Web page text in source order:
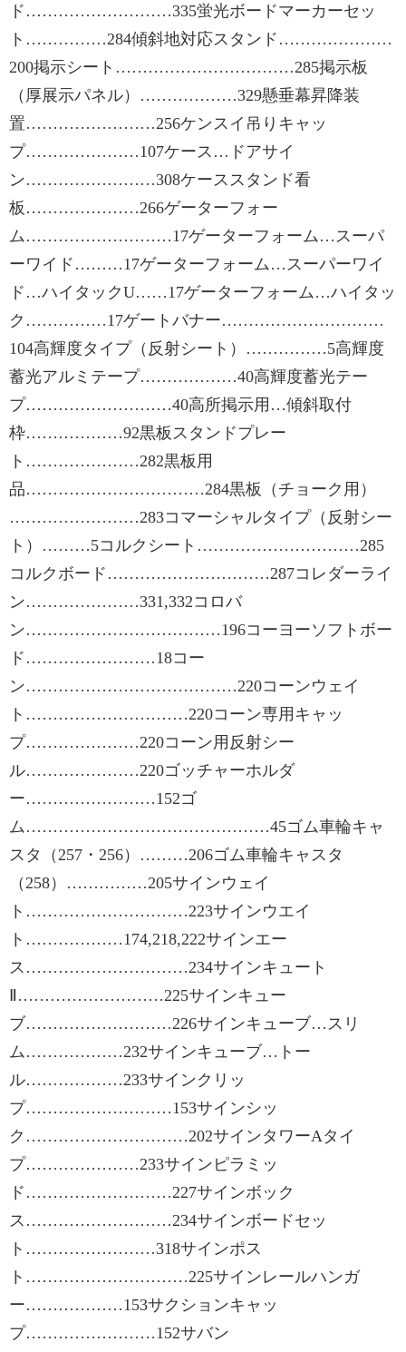
ド………………………335蛍光ボードマーカーセッ
ト……………284傾斜地対応スタンド…………………
200掲示シート……………………………285掲示板
（厚展示パネル）………………329懸垂幕昇降装
置……………………256ケンスイ吊りキャッ
プ…………………107ケース…ドアサイ
ン……………………308ケーススタンド看
板…………………266ゲーターフォー
ム………………………17ゲーターフォーム…スーパ
ーワイド………17ゲーターフォーム…スーパーワイ
ド…ハイタックU……17ゲーターフォーム…ハイタッ
ク……………17ゲートバナー…………………………
104高輝度タイプ（反射シート）……………5高輝度
蓄光アルミテープ………………40高輝度蓄光テー
プ………………………40高所掲示用…傾斜取付
枠………………92黒板スタンドプレー
ト…………………282黒板用
品……………………………284黒板（チョーク用）
……………………283コマーシャルタイプ（反射シー
ト）………5コルクシート…………………………285
コルクボード…………………………287コレダーライ
ン…………………331,332コロバ
ン………………………………196コーヨーソフトボー
ド……………………18コー
ン…………………………………220コーンウェイ
ト…………………………220コーン専用キャッ
プ…………………220コーン用反射シー
ル…………………220ゴッチャーホルダ
ー……………………152ゴ
ム………………………………………45ゴム車輪キャ
スタ（257・256）………206ゴム車輪キャスタ
（258）……………205サインウェイ
ト…………………………223サインウエイ
ト………………174,218,222サインエー
ス…………………………234サインキュート
Ⅱ………………………225サインキュー
ブ………………………226サインキューブ…スリ
ム………………232サインキューブ…トー
ル………………233サインクリッ
プ………………………153サインシッ
ク…………………………202サインタワーAタイ
プ…………………233サインピラミッ
ド………………………227サインボック
ス………………………234サインボードセッ
ト……………………318サインポス
ト…………………………225サインレールハンガ
ー………………153サクションキャッ
プ……………………152サバン